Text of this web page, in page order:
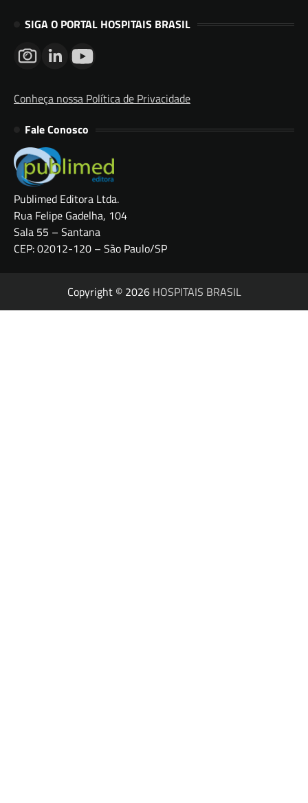
SIGA O PORTAL HOSPITAIS BRASIL
Conheça nossa Política de Privacidade
Fale Conosco
Publimed Editora Ltda.
Rua Felipe Gadelha, 104
Sala 55 – Santana
CEP: 02012-120 – São Paulo/SP
Copyright © 2026 HOSPITAIS BRASIL